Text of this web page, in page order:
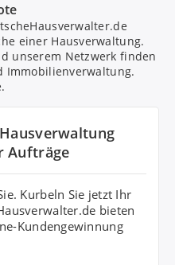
senden
einer Hausverwaltung.
unserem Netzwerk finden
Immobilienverwaltung.
Aufträge
Kurbeln Sie jetzt Ihr
bieten
Kundengewinnung